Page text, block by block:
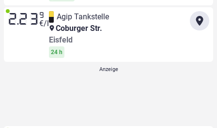
2.23 9
€/l
Agip Tankstelle
Coburger Str.
Eisfeld
24 h